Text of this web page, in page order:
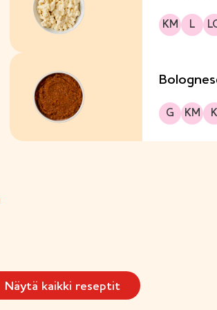
KM
Kananmunaton L
Laktoositon Sopii
G
Gluteeniton KM
Kananmunaton K
Kuitupitoinen
Näytä kaikki reseptit